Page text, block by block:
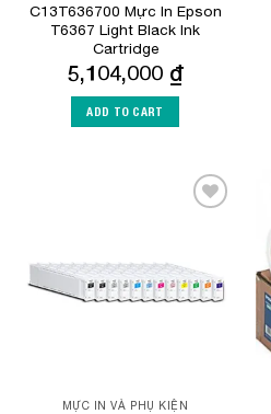
C13T636700 Mực In Epson
T6367 Light Black Ink
Cartridge
5,104,000 ₫
ADD TO CART
MỰC IN VÀ PHỤ KIỆN